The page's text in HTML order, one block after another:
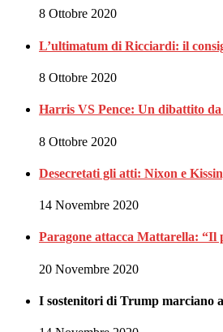
8 Ottobre 2020
L’ultimatum di Ricciardi: il
8 Ottobre 2020
Harris VS Pence: Un dibattito da
8 Ottobre 2020
Desecretati gli atti: Nixon e
14 Novembre 2020
Paragone attacca Mattarella: “Il
20 Novembre 2020
I sostenitori di Trump marciano